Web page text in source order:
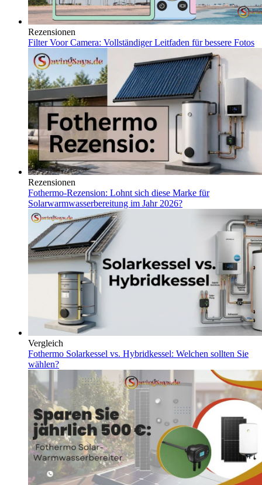
Rezensionen
Filter Voor Camera: Vollständiger Leitfaden für bessere Fotos
Rezensionen
Fothermo-Rezension: Lohnt sich diese Marke für
Solarwarmwasserbereitung im Jahr 2026?
Vergleich
Fothermo Solarkessel vs. Hybridkessel: Welchen sollten Sie
wählen?